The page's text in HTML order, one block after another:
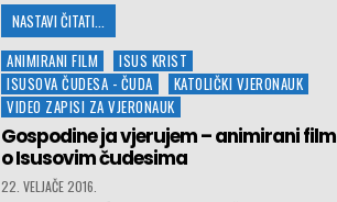
NASTAVI ČITATI...
Posted
in
ANIMIRANI FILM
ISUS KRIST
ISUSOVA ČUDESA - ČUDA
KATOLIČKI VJERONAUK
VIDEO ZAPISI ZA VJERONAUK
Gospodine ja vjerujem – animirani film
o Isusovim čudesima
22. VELJAČE 2016.